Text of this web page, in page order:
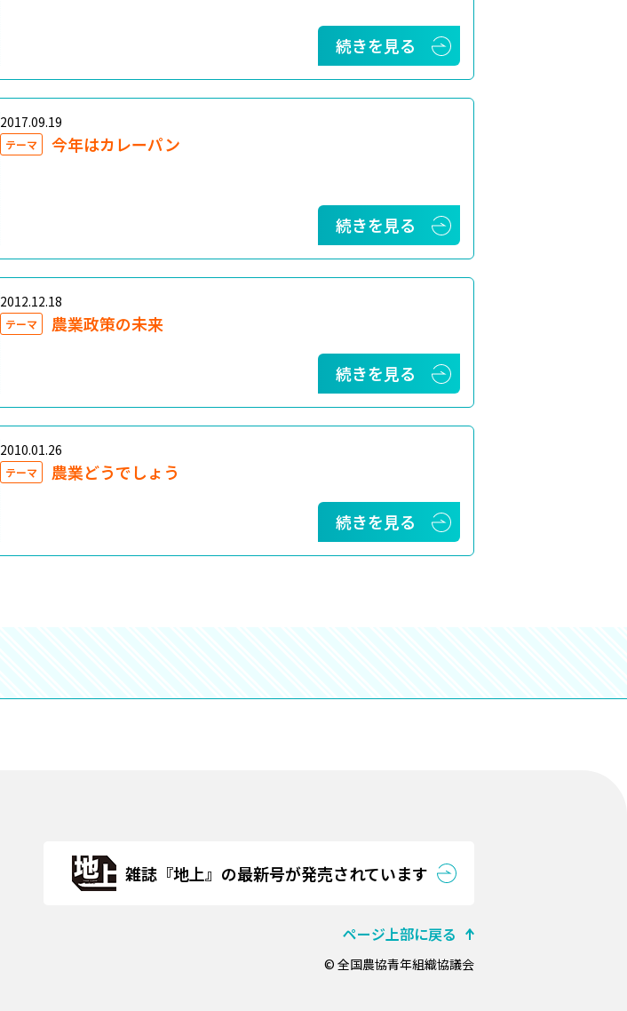
続きを見る
2017.09.19
テーマ 今年はカレーパン
続きを見る
2012.12.18
テーマ 農業政策の未来
続きを見る
2010.01.26
テーマ 農業どうでしょう
続きを見る
雑誌『地上』の最新号が発売されています
ページ上部に戻る
© 全国農協青年組織協議会